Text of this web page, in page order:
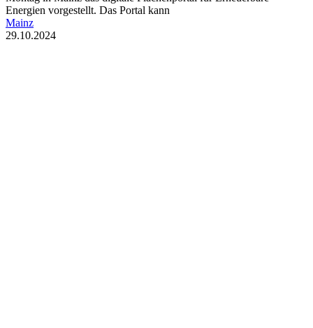
Energien vorgestellt. Das Portal kann
Mainz
29.10.2024